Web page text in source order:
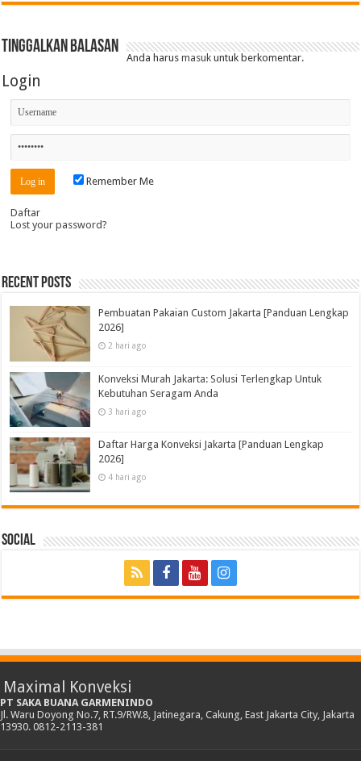
Tinggalkan Balasan
Anda harusmasuk untuk berkomentar.
Login
Remember Me
Daftar
Lost your password?
Recent Posts
Pembuatan Pakaian Custom Jakarta [Panduan Lengkap
2026]
2 hari ago
Konveksi Murah Jakarta: Solusi Terlengkap Untuk
Kebutuhan Seragam Anda
3 hari ago
Daftar Harga Konveksi Jakarta [Panduan Lengkap
2026]
4 hari ago
Social
Maximal Konveksi
PT SAKA BUANA GARMENINDO
Jl. Waru Doyong No.7, RT.9/RW.8, Jatinegara, Cakung, East Jakarta City, Jakarta
13930. 0812-2113-381